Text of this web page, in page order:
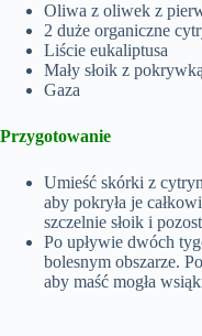
Oliwa z oliwek z
2 duże organiczne
Liście eukaliptusa
Mały słoik z pokrywką
Gaza
Przygotowanie
Umieść skórki z
aby pokryła je
szczelnie słoik i
Po upływie dwóch
bolesnym obszarze.
aby maść mogła